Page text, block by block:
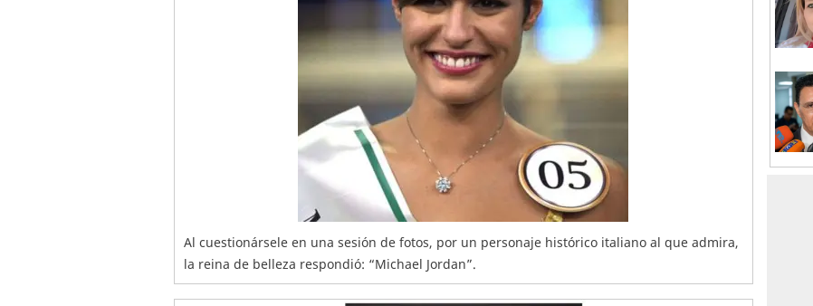
Al cuestionársele en una sesión de fotos, por un personaje histórico italiano al que admira,
la reina de belleza respondió: “Michael Jordan”.